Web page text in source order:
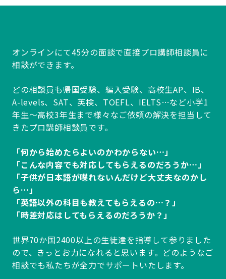
オンラインにて45分の面談で直接プロ講師相談員に
相談ができます。
どの相談員も帰国受験、編入受験、高校生AP、IB、
A-levels、SAT、英検、TOEFL、IELTS…など小学1
年生～高校3年生まで様々なご依頼の解決を担当して
きたプロ講師相談員です。
「何から始めたらよいのかわからない…」
「こんな内容でも対応してもらえるのだろうか…」
「子供が日本語が喋れないんだけど大丈夫なのかし
ら…」
「英語以外の科目も教えてもらえるの…？」
「時差対応はしてもらえるのだろうか？」
世界70か国2400以上の生徒達を指導して参りました
ので、きっとお力になれると思います。どのようなご
相談でも私たちが全力でサポートいたします。